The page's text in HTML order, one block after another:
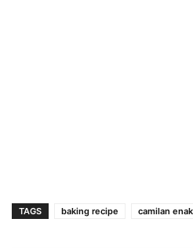
TAGS baking recipe camilan enak